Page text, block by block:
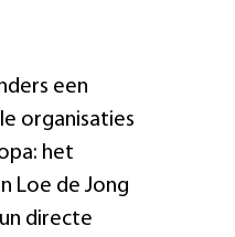
een
organisaties
het
Loe de Jong
directe